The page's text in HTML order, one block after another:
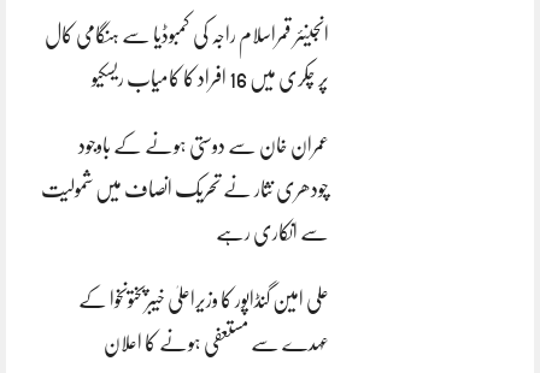
انجینئر قمراسلام راجہ کی کمبوڈیا سے ہنگامی کال
پر چکری میں 16 افراد کا کامیاب ریسکیو
عمران خان سے دوستی ہونے کے باوجود
چودھری نثار نے تحریک انصاف میں شمولیت
سے انکاری رہے
علی امین گنڈاپور کا وزیراعلیٰ خیبرپختونخوا کے
عہدے سے مستعفی ہونے کا اعلان